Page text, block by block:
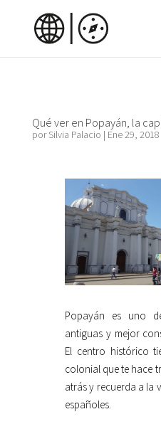
Qué ver en Popayán, la
porSilvia Palacio | Ene 29, 2018
Popayán es uno
antiguas y mejor
El centro histórico
colonial que te hace
atrás y recuerda a la
españoles.